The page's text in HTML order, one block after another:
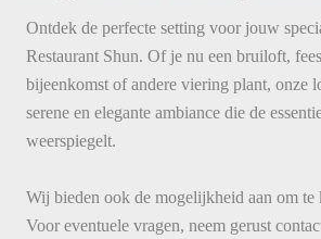
Ontdek de perfecte setting voor jouw
Restaurant Shun. Of je nu een bruiloft,
bijeenkomst of andere viering plant, onze
serene en elegante ambiance die de
weerspiegelt.
Wij bieden ook de mogelijkheid aan om te
Voor eventuele vragen, neem gerust